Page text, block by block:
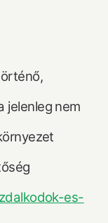
jelenleg nem
es-